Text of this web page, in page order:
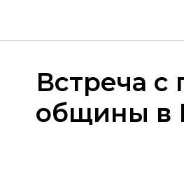
Встреча с
общины в